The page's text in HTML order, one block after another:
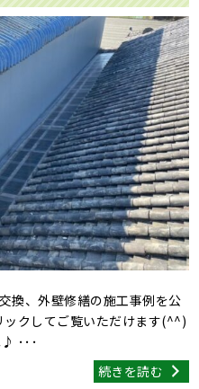
換、外壁修繕の施工事例を公
クしてご覧いただけます(^^)
･･･
続きを読む